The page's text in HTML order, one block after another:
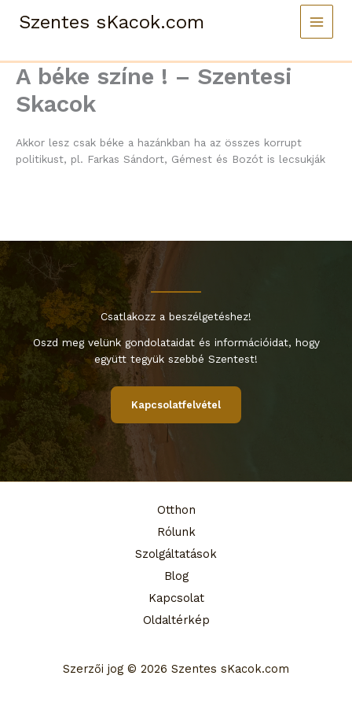
Szentes sKacok.com
A béke színe ! – Szentesi
Skacok
Akkor lesz csak béke a hazánkban ha az összes korrupt
politikust, pl. Farkas Sándort, Gémest és Bozót is lecsukják
Csatlakozz a beszélgetéshez!
Oszd meg velünk gondolataidat és információidat, hogy
együtt tegyük szebbé Szentest!
Kapcsolatfelvétel
Otthon
Rólunk
Szolgáltatások
Blog
Kapcsolat
Oldaltérkép
Szerzői jog © 2026 Szentes sKacok.com